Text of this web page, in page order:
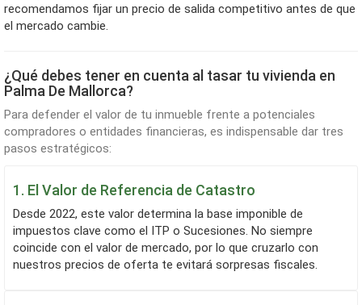
recomendamos fijar un precio de salida competitivo antes de que
el mercado cambie.
¿Qué debes tener en cuenta al tasar tu vivienda en
Palma De Mallorca?
Para defender el valor de tu inmueble frente a potenciales
compradores o entidades financieras, es indispensable dar tres
pasos estratégicos:
1. El Valor de Referencia de Catastro
Desde 2022, este valor determina la base imponible de
impuestos clave como el ITP o Sucesiones. No siempre
coincide con el valor de mercado, por lo que cruzarlo con
nuestros precios de oferta te evitará sorpresas fiscales.